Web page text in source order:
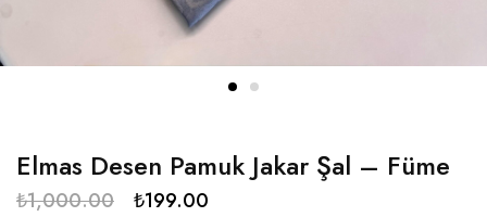
Elmas Desen Pamuk Jakar Şal – Füme
₺1,000.00 ₺199.00